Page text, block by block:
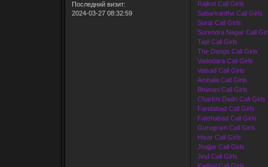
Последний визит:
2024-03-27 08:32:59
Rajkot Call Girls
Sabarkantha Call Girls
Surat Call Girls
Surendra Nagar Call
Tapi Call Girls
The Dangs Call Girls
Vadodara Call Girls
Valsad Call Girls
Ambala Call Girls
Bhiwani Call Girls
Charkhi Dadri Call Girls
Faridabad Call Girls
Fatehabad Call Girls
Gurugram Call Girls
Hisar Call Girls
Jhajjar Call Girls
Jind Call Girls